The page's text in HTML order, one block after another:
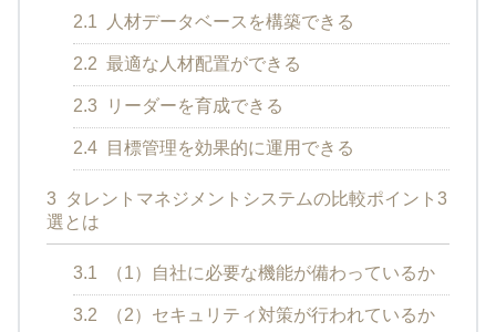
2.1 人材データベースを構築できる
2.2 最適な人材配置ができる
2.3 リーダーを育成できる
2.4 目標管理を効果的に運用できる
3
タレントマネジメントシステムの比較ポイント3
選とは
3.1 （1）自社に必要な機能が備わっているか
3.2 （2）セキュリティ対策が行われているか